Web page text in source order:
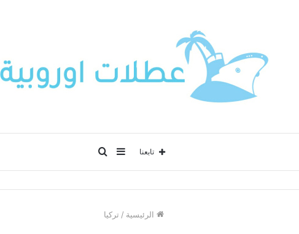
بحث
عن
إضافة
عمود
تابعنا
الرئيسية / تركيا